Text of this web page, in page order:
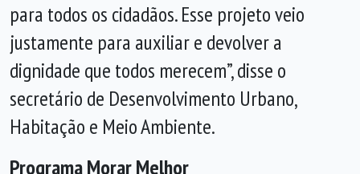
para todos os cidadãos. Esse projeto veio
justamente para auxiliar e devolver a
dignidade que todos merecem”, disse o
secretário de Desenvolvimento Urbano,
Habitação e Meio Ambiente.
Programa Morar Melhor